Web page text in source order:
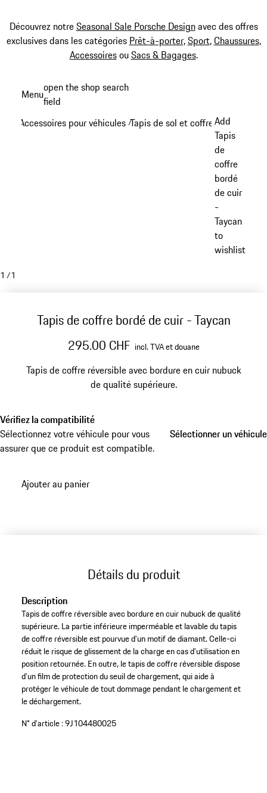
Découvrez notreSeasonal Sale Porsche Designavec des offres
exclusives dans les catégories Prêt-à-porter,Sport,Chaussures,
AccessoiresouSacs & Bagages.
principal
Menuopen the shop search
field
Accessoires pour véhicules /Tapis de sol et coffre à bagages
Add
Tapis
de
coffre
bordé
de cuir
-
Taycan
to
wishlist
1 /1
Tapis de coffre bordé de cuir - Taycan
295.00 CHF incl. TVA et douane
Tapis de coffre réversible avec bordure en cuir nubuck
de qualité supérieure.
Vérifiez la compatibilité
Sélectionnez votre véhicule pour vous
assurer que ce produit est compatible.
Sélectionner un véhicule
Sélectionner un véhicule
Ajouter au panier
Détails du produit
Description
Tapis de coffre réversible avec bordure en cuir nubuck de qualité
supérieure. La partie inférieure imperméable et lavable du tapis
de coffre réversible est pourvue d’un motif de diamant. Celle-ci
réduit le risque de glissement de la charge en cas d’utilisation en
position retournée. En outre, le tapis de coffre réversible dispose
d’un film de protection du seuil de chargement, qui aide à
protéger le véhicule de tout dommage pendant le chargement et
le déchargement.
N° d'article :9J104480025